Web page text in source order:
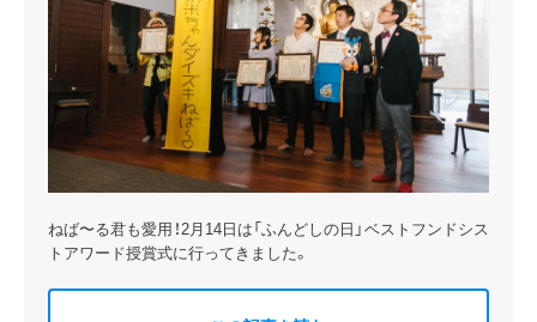
ねば〜る君も愛用！2月14日は「ふんどしの日」ベストフンドシス
トアワード授賞式に行ってきました。